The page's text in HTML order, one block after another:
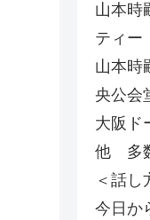
山本時
ティー
山本時
央公会
大阪
他 多
＜話し
今日か